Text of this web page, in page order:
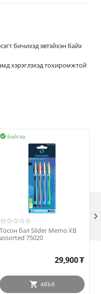
эвтэйхэн байх
тохиромжтой
Байгаа

Тосон бал Slider Memo XB
assorted 75020
29,900₮
АВЪЯ
